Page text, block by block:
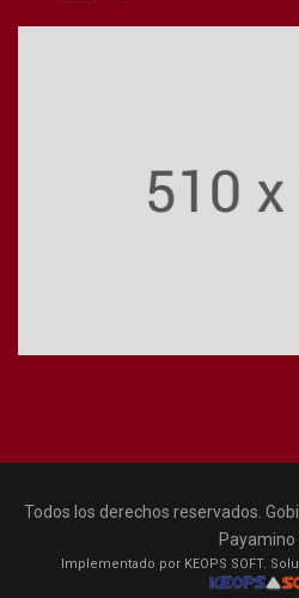
Todos los derechos reservados.
Payamino
Implementado por KEOPS SOFT.